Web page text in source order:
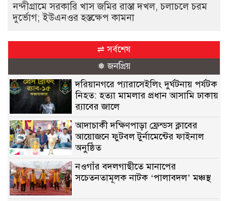
নন্দীগ্রামে সরকারি খাস জমির রাস্তা দখল, চলাচলে চরম
দুর্ভোগ; ইউএনওর হস্তক্ষেপ কামনা
⇌ সর্বশেষ
❅ জনপ্রিয়
দরিয়ানগরে প্যারাসেইলিং দুর্ঘটনায় পর্যটক
নিহত: হত্যা মামলার প্রধান আসামি ঢাকায়
র‌্যাবের জালে
আদাচাকী দক্ষিণপাড়া ফ্রেন্ডস ক্লাবের
আয়োজনে ফুটবল টুর্নামেন্টের ফাইনাল
অনুষ্ঠিত
নওগাঁর বদলগাছীতে মানাপের
সচেতনতামূলক নাটক ‘পালাবদল’ মঞ্চস্থ